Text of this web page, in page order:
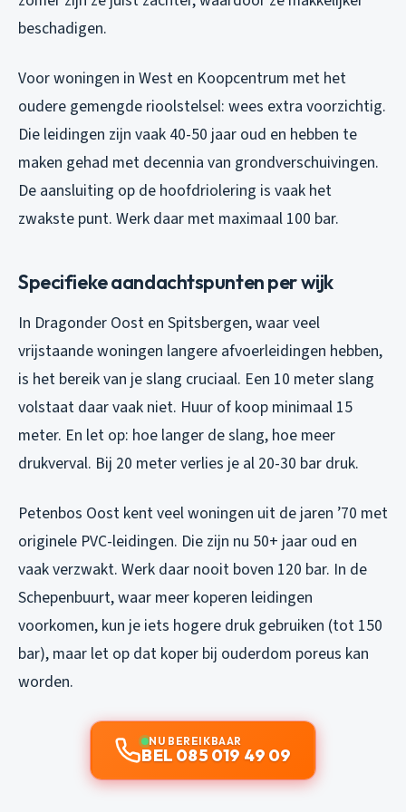
beschadigen.
Voor woningen in West en Koopcentrum met het
oudere gemengde rioolstelsel: wees extra voorzichtig.
Die leidingen zijn vaak 40-50 jaar oud en hebben te
maken gehad met decennia van grondverschuivingen.
De aansluiting op de hoofdriolering is vaak het
zwakste punt. Werk daar met maximaal 100 bar.
Specifieke aandachtspunten per wijk
In Dragonder Oost en Spitsbergen, waar veel
vrijstaande woningen langere afvoerleidingen hebben,
is het bereik van je slang cruciaal. Een 10 meter slang
volstaat daar vaak niet. Huur of koop minimaal 15
meter. En let op: hoe langer de slang, hoe meer
drukverval. Bij 20 meter verlies je al 20-30 bar druk.
Petenbos Oost kent veel woningen uit de jaren ’70 met
originele PVC-leidingen. Die zijn nu 50+ jaar oud en
vaak verzwakt. Werk daar nooit boven 120 bar. In de
Schepenbuurt, waar meer koperen leidingen
voorkomen, kun je iets hogere druk gebruiken (tot 150
bar), maar let op dat koper bij ouderdom poreus kan
worden.
NU BEREIKBAAR
BEL 085 019 49 09